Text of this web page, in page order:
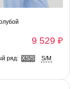
9 529 ₽
ряд: XS/S S/M